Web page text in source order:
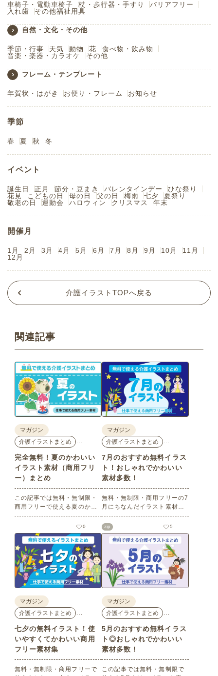
車椅子・電動車椅子 杖・歩行器・手すり
バリアフリー
入れ歯
その他福祉用具
自然・文化・その他
季節・行事 天気 動物 花
食べ物・飲み物
音楽・楽器・カラオケ
その他
フレーム・テンプレート
年賀状・はがき お便り・フレーム お知らせ
季節
春 夏 秋 冬
イベント
誕生日 正月 節分・豆まき バレンタインデー
ひな祭り
花見
こどもの日 母の日 父の日 梅雨 七夕
夏祭り
敬老の日
運動会 ハロウィン クリスマス 年末
開催月
1月 2月 3月 4月 5月 6月 7月 8月 9月 10月
11月
12月
介護イラストTOPへ戻る
関連記事
マガジン
介護イラストまとめ
完全無料！夏のかわいい
イラスト素材（商用フリ
ー）まとめ
この記事では無料・無制限・
商用フリーで使える夏のかわ
いいイラスト素材を多数ご紹
介いたします。夏の花である
ひまわりや朝顔、夏祭り、花
火、七夕など夏ならではのか
わいいイラストをご用意！ポ
スターやパンフレットなどで
使いやすいテイストなので、
ぜひご活用ください。
0
マガジン
介護イラストまとめ
7月のおすすめ無料イラス
ト！おしゃれでかわいい
素材多数！
無料・無制限・商用フリーの7
月にちなんだイラスト素材を
多数ご紹介します。どれも印
刷に適した解像度で、点数制
限なしで自由に使える素材ば
かり♪どなたでもご利用いただ
けます！ぜひご活用くださ
い。
zip 5
マガジン
介護イラストまとめ
七夕の無料イラスト！使
いやすくてかわいい商用
フリー素材集
無料・無制限・商用フリーで
マガジン
介護イラストまとめ
5月のおすすめ無料イラス
ト◎おしゃれでかわいい
素材多数！
この記事では無料・無制限で